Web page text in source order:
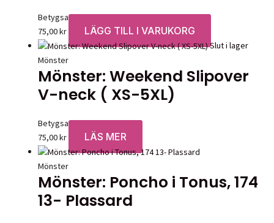
Betygsatt0av 5
75,00kr LÄGG TILL I VARUKORG
Slut i lager
Mönster
Mönster: Weekend Slipover
V-neck ( XS-5XL)
Betygsatt0av 5
75,00kr LÄS MER
Mönster
Mönster: Poncho i Tonus, 174
13- Plassard